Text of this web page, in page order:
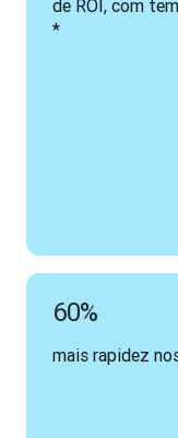
de ROI, com
*
60%
mais rapidez